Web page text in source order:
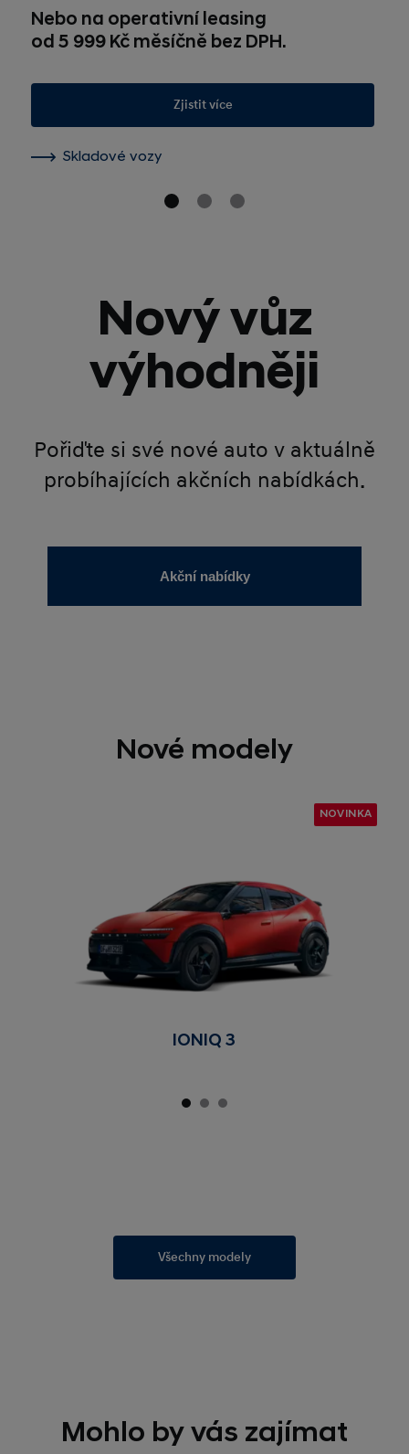
Nebo na operativní leasing
od 5 999 Kč měsíčně bez DPH.
Zjistit více
Skladové vozy
Nový vůz
výhodněji
Pořiďte si své nové auto v aktuálně
probíhajících akčních nabídkách.
Akční nabídky
Nové modely
NOVINKA
IONIQ 3
Všechny modely
Mohlo by vás zajímat